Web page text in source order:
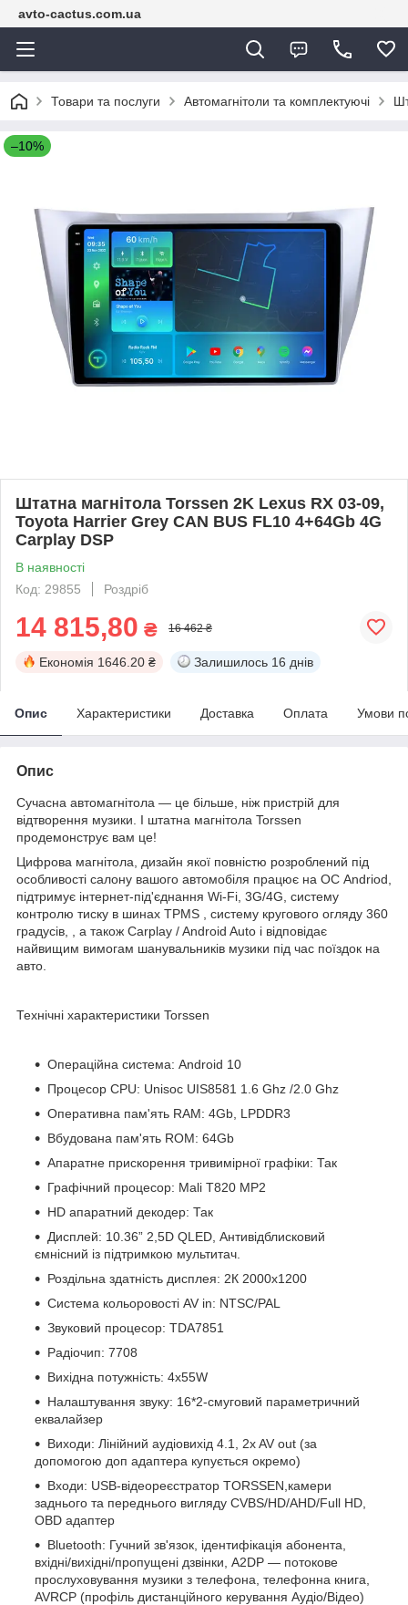
avto-cactus.com.ua
Товари та послуги Автомагнітоли та комплектуючі
–10%
Штатна магнітола Torssen 2K Lexus RX 03-09,
Toyota Harrier Grey CAN BUS FL10 4+64Gb 4G
Carplay DSP
В наявності
Код: 29855
Роздріб
14 815,80 ₴ 16 462 ₴
Економія 1646.20 ₴ Залишилось 16 днів
Опис Характеристики Доставка Оплата Умови
Опис
Сучасна автомагнітола — це більше, ніж пристрій для
відтворення музики. І штатна магнітола Torssen
продемонструє вам це!
Цифрова магнітола, дизайн якої повністю розроблений під
особливості салону вашого автомобіля працює на ОС Andriod,
підтримує інтернет-під'єднання Wi-Fi, 3G/4G, систему
контролю тиску в шинах TPMS систему кругового огляду 360
градусів,
, а також Carplay /Android Auto і відповідає
найвищим вимогам шанувальників музики під час поїздок на
авто.
Технічні характеристики Torssen
Операційна система: Android 10
Процесор CPU: Unisoc UIS8581 1.6 Ghz /2.0 Ghz
Оперативна пам'ять RAM: 4Gb, LPDDR3
Вбудована пам'ять ROM: 64Gb
Апаратне прискорення тривимірної графіки: Так
Графічний процесор: Mali T820 MP2
HD апаратний декодер: Так
Дисплей: 10.36” 2,5D QLED, Антивідблисковий
ємнісний із підтримкою мультитач.
Роздільна здатність дисплея: 2К 2000х1200
Система кольоровості AV in: NTSC/PAL
Звуковий процесор: TDA7851
Радіочип: 7708
Вихідна потужність: 4х55W
Налаштування звуку: 16*2-смуговий параметричний
еквалайзер
Виходи: Лінійний аудіовихід 4.1, 2x AV out (за
допомогою доп адаптера купується окремо)
Входи: USB-відеореєстратор TORSSEN,камери
заднього та переднього вигляду CVBS/HD/AHD/Full HD,
OBD адаптер
Bluetooth: Гучний зв'язок, ідентифікація абонента,
вхідні/вихідні/пропущені дзвінки, A2DP — потокове
прослуховування музики з телефона, телефонна книга,
AVRCP (профіль дистанційного керування Аудіо/Відео)